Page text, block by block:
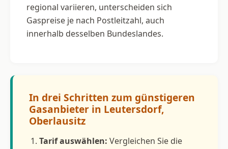
regional variieren, unterscheiden sich
Gaspreise je nach Postleitzahl, auch
innerhalb desselben Bundeslandes.
In drei Schritten zum günstigeren
Gasanbieter in Leutersdorf,
Oberlausitz
Tarif auswählen: Vergleichen Sie die